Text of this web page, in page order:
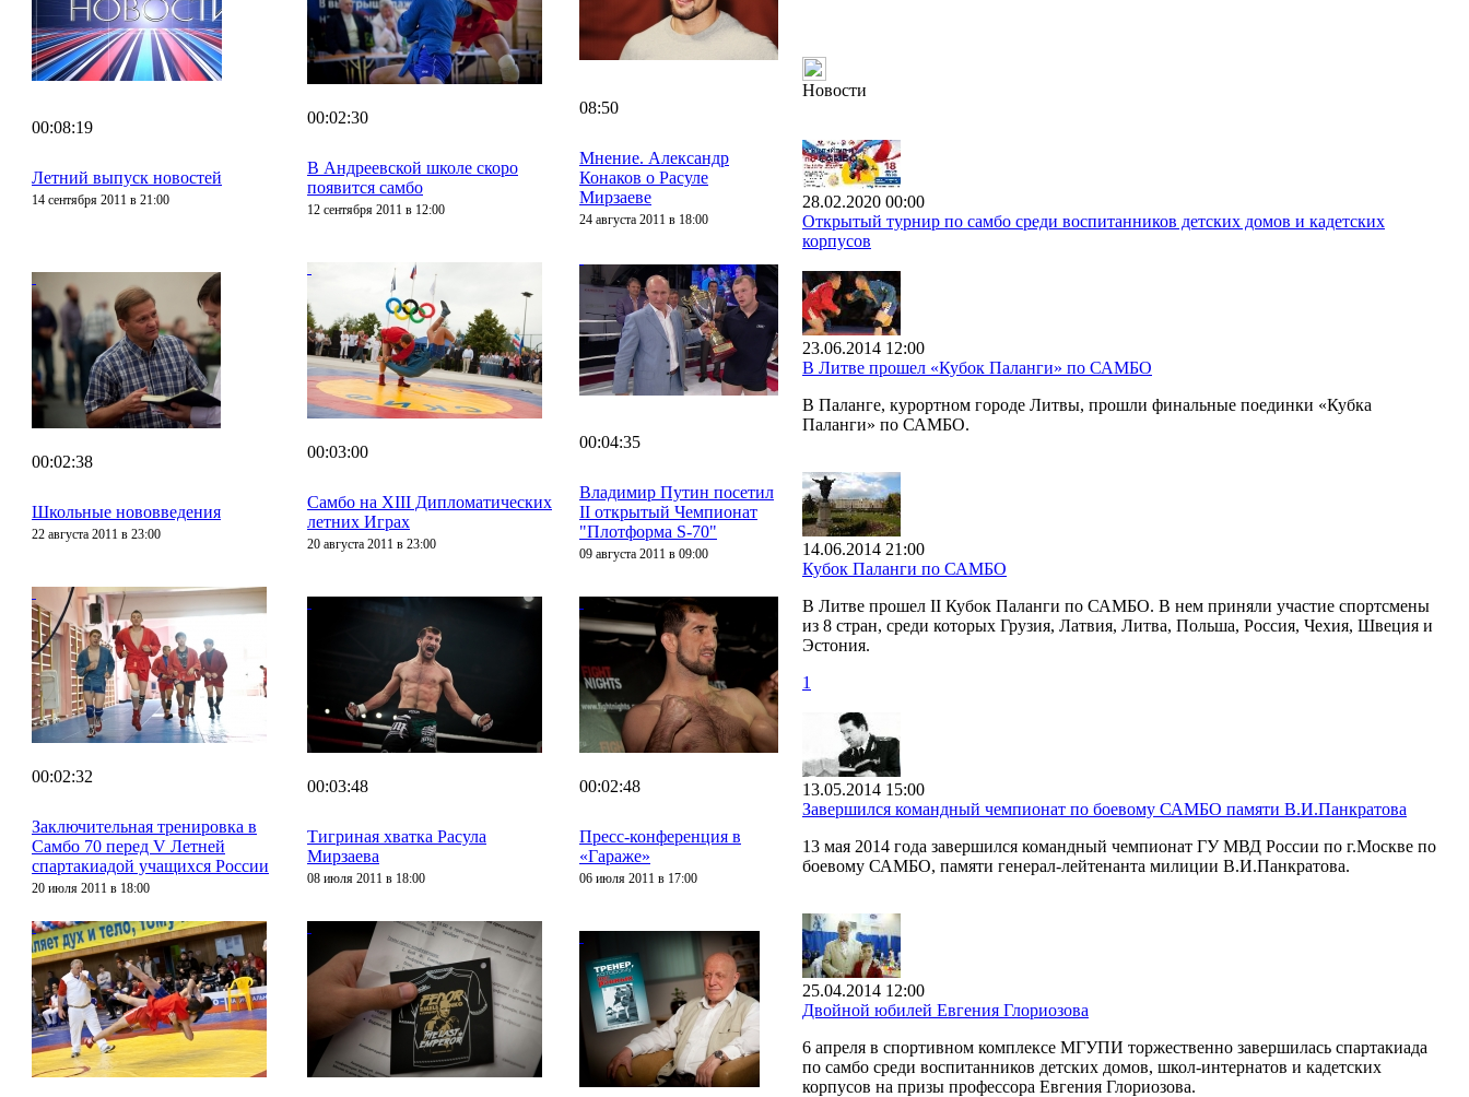
00:08:19
Летний выпуск новостей
14 сентября 2011 в 21:00
00:02:30
В Андреевской школе скоро
появится самбо
12 сентября 2011 в 12:00
08:50
Мнение. Александр
Конаков о Расуле
Мирзаеве
24 августа 2011 в 18:00
00:02:38
Школьные нововведения
22 августа 2011 в 23:00
00:03:00
Самбо на XIII Дипломатических
летних Играх
20 августа 2011 в 23:00
00:04:35
Владимир Путин посетил
II открытый Чемпионат
"Плотформа S-70"
09 августа 2011 в 09:00
00:02:32
Заключительная тренировка в
Самбо 70 перед V Летней
спартакиадой учащихся России
20 июля 2011 в 18:00
00:03:48
Тигриная хватка Расула
Мирзаева
08 июля 2011 в 18:00
00:02:48
Пресс-конференция в
«Гараже»
06 июля 2011 в 17:00
Новости
28.02.2020 00:00
Открытый турнир по самбо среди воспитанников детских домов и кадетских
корпусов
23.06.2014 12:00
В Литве прошел «Кубок Паланги» по САМБО
В Паланге, курортном городе Литвы, прошли финальные поединки «Кубка
Паланги» по САМБО.
14.06.2014 21:00
Кубок Паланги по САМБО
В Литве прошел II Кубок Паланги по САМБО. В нем приняли участие спортсмены
из 8 стран, среди которых Грузия, Латвия, Литва, Польша, Россия, Чехия, Швеция и
Эстония.
1
13.05.2014 15:00
Завершился командный чемпионат по боевому САМБО памяти В.И.Панкратова
13 мая 2014 года завершился командный чемпионат ГУ МВД России по г.Москве по
боевому САМБО, памяти генерал-лейтенанта милиции В.И.Панкратова.
25.04.2014 12:00
Двойной юбилей Евгения Глориозова
6 апреля в спортивном комплексе МГУПИ торжественно завершилась спартакиада
по самбо среди воспитанников детских домов, школ-интернатов и кадетских
корпусов на призы профессора Евгения Глориозова.